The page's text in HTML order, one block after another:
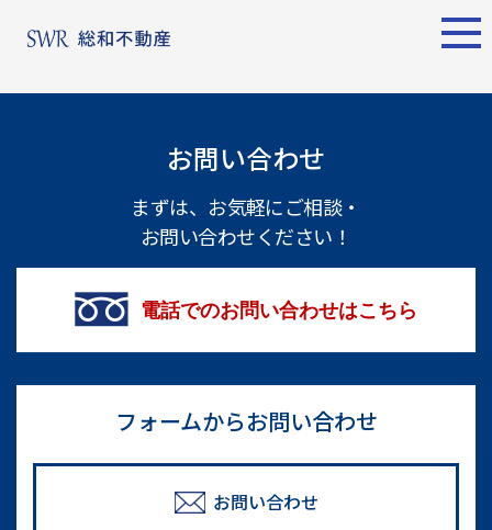
名古屋エリア
物件検索
物件一覧
物件検索
エリア別
名古屋エリア
不動産売却
について
購入希望者
情報一覧
東京エリア
不動産売却
情報一覧
売却サポート
シーンごとの売却
売り方のメリット・デメ
売却実績
戸建てを高く売るための
ポイント
土地を高く売るためのポ
イント
マンションを高く売るた
めのポイント
お問い合わせ
まずは、お気軽にご相談・
お問い合わせください！
電話でのお問い合わせはこちら
フォームからお問い合わせ
お問い合わせ